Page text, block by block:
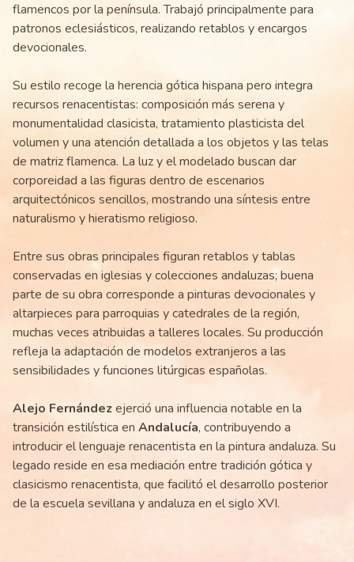
flamencos por la península. Trabajó principalmente para
patronos eclesiásticos, realizando retablos y encargos
devocionales.
Su estilo recoge la herencia gótica hispana pero integra
recursos renacentistas: composición más serena y
monumentalidad clasicista, tratamiento plasticista del
volumen y una atención detallada a los objetos y las telas
de matriz flamenca. La luz y el modelado buscan dar
corporeidad a las figuras dentro de escenarios
arquitectónicos sencillos, mostrando una síntesis entre
naturalismo y hieratismo religioso.
Entre sus obras principales figuran retablos y tablas
conservadas en iglesias y colecciones andaluzas; buena
parte de su obra corresponde a pinturas devocionales y
altarpieces para parroquias y catedrales de la región,
muchas veces atribuidas a talleres locales. Su producción
refleja la adaptación de modelos extranjeros a las
sensibilidades y funciones litúrgicas españolas.
Alejo Fernándezejerció una influencia notable en la
transición estilística en Andalucía, contribuyendo a
introducir el lenguaje renacentista en la pintura andaluza. Su
legado reside en esa mediación entre tradición gótica y
clasicismo renacentista, que facilitó el desarrollo posterior
de la escuela sevillana y andaluza en el siglo XVI.